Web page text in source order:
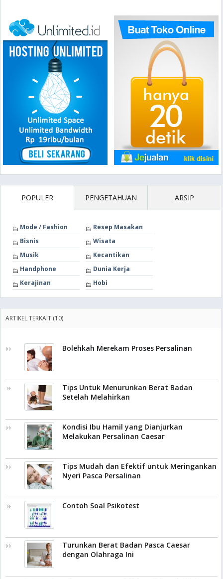
POPULER PENGETAHUAN ARSIP
Mode / Fashion
Resep Masakan
Bisnis
Wisata
Musik
Kecantikan
Handphone
Dunia Kerja
Kerajinan
Hobi
ARTIKEL TERKAIT (10)
Bolehkah Merekam Proses Persalinan
Tips Untuk Menurunkan Berat Badan
Setelah Melahirkan
Kondisi Ibu Hamil yang Dianjurkan
Melakukan Persalinan Caesar
Tips Mudah dan Efektif untuk Meringankan
Nyeri Pasca Persalinan
Contoh Soal Psikotest
Turunkan Berat Badan Pasca Caesar
dengan Olahraga Ini